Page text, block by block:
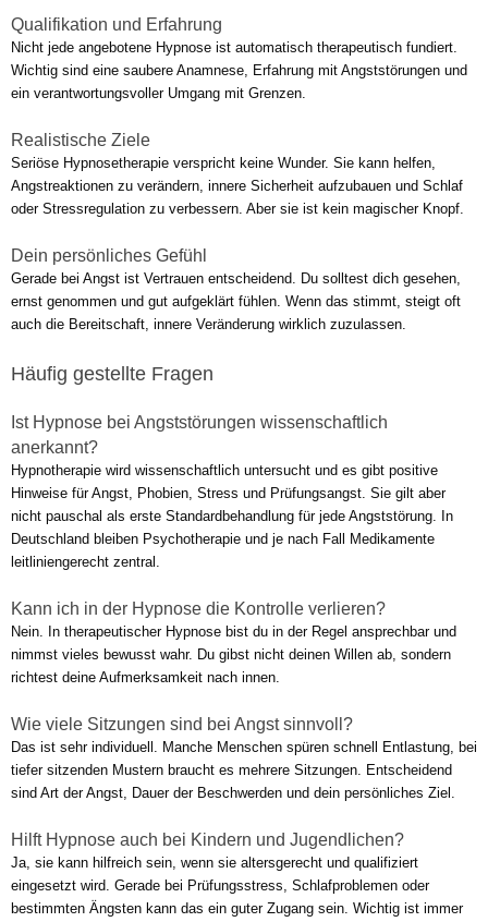
Qualifikation und Erfahrung
Nicht jede angebotene Hypnose ist automatisch therapeutisch fundiert.
Wichtig sind eine saubere Anamnese, Erfahrung mit Angststörungen und
ein verantwortungsvoller Umgang mit Grenzen.
Realistische Ziele
Seriöse Hypnosetherapie verspricht keine Wunder. Sie kann helfen,
Angstreaktionen zu verändern, innere Sicherheit aufzubauen und Schlaf
oder Stressregulation zu verbessern. Aber sie ist kein magischer Knopf.
Dein persönliches Gefühl
Gerade bei Angst ist Vertrauen entscheidend. Du solltest dich gesehen,
ernst genommen und gut aufgeklärt fühlen. Wenn das stimmt, steigt oft
auch die Bereitschaft, innere Veränderung wirklich zuzulassen.
Häufig gestellte Fragen
Ist Hypnose bei Angststörungen wissenschaftlich
anerkannt?
Hypnotherapie wird wissenschaftlich untersucht und es gibt positive
Hinweise für Angst, Phobien, Stress und Prüfungsangst. Sie gilt aber
nicht pauschal als erste Standardbehandlung für jede Angststörung. In
Deutschland bleiben Psychotherapie und je nach Fall Medikamente
leitliniengerecht zentral.
Kann ich in der Hypnose die Kontrolle verlieren?
Nein. In therapeutischer Hypnose bist du in der Regel ansprechbar und
nimmst vieles bewusst wahr. Du gibst nicht deinen Willen ab, sondern
richtest deine Aufmerksamkeit nach innen.
Wie viele Sitzungen sind bei Angst sinnvoll?
Das ist sehr individuell. Manche Menschen spüren schnell Entlastung, bei
tiefer sitzenden Mustern braucht es mehrere Sitzungen. Entscheidend
sind Art der Angst, Dauer der Beschwerden und dein persönliches Ziel.
Hilft Hypnose auch bei Kindern und Jugendlichen?
Ja, sie kann hilfreich sein, wenn sie altersgerecht und qualifiziert
eingesetzt wird. Gerade bei Prüfungsstress, Schlafproblemen oder
bestimmten Ängsten kann das ein guter Zugang sein. Wichtig ist immer